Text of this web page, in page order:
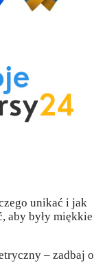
unikać i jak
aby były miękkie
– zadbaj o